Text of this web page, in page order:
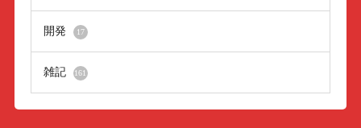
開発 17
雑記 161